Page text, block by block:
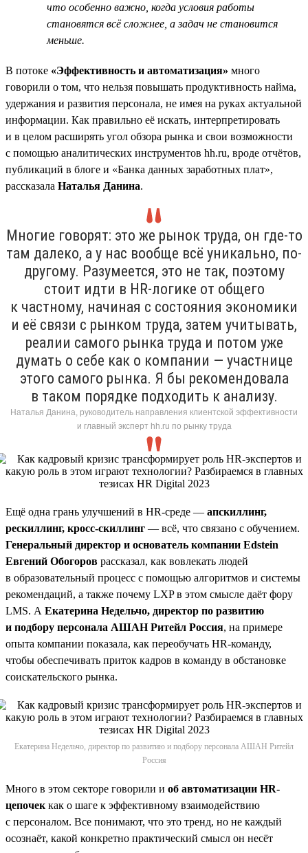
что особенно важно, когда условия работы
становятся всё сложнее, а задач не становится
меньше.
В потоке «Эффективность и автоматизация» много
говорили о том, что нельзя повышать продуктивность найма,
удержания и развития персонала, не имея на руках актуальной
информации. Как правильно её искать, интерпретировать
и в целом расширять угол обзора рынка и свои возможности
с помощью аналитических инструментов hh.ru, вроде отчётов,
публикаций в блоге и «Банка данных заработных плат»,
рассказала Наталья Данина.
Многие говорят: это же рынок труда, он где-то
там далеко, а у нас вообще всё уникально, по-
другому. Разумеется, это не так, поэтому
стоит идти в HR-логике от общего
к частному, начиная с состояния экономики
и её связи с рынком труда, затем учитывать,
реалии самого рынка труда и потом уже
думать о себе как о компании — участнице
этого самого рынка. Я бы рекомендовала
в таком порядке подходить к анализу.
Наталья Данина, руководитель направления клиентской эффективности
и главный эксперт hh.ru по рынку труда
Ещё одна грань улучшений в HR-среде — апскиллинг,
рескиллинг, кросс-скиллинг — всё, что связано с обучением.
Генеральный директор и основатель компании Edstein
Евгений Обогоров рассказал, как вовлекать людей
в образовательный процесс с помощью алгоритмов и системы
рекомендаций, а также почему LXP в этом смысле даёт фору
LMS. А Екатерина Недельчо, директор по развитию
и подбору персонала АШАН Ритейл Россия, на примере
опыта компании показала, как переобучать HR-команду,
чтобы обеспечивать приток кадров в команду в обстановке
соискательского рынка.
Екатерина Недельчо, директор по развитию и подбору персонала АШАН Ритейл
Россия
Много в этом секторе говорили и об автоматизации HR-
цепочек как о шаге к эффективному взаимодействию
с персоналом. Все понимают, что это тренд, но не каждый
осознаёт, какой конкретно практический смысл он несёт